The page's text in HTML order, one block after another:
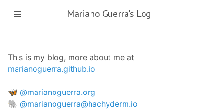
Mariano Guerra's Log
This is my blog, more about me at
marianoguerra.github.io
🦋 @marianoguerra.org
🐘 @marianoguerra@hachyderm.io